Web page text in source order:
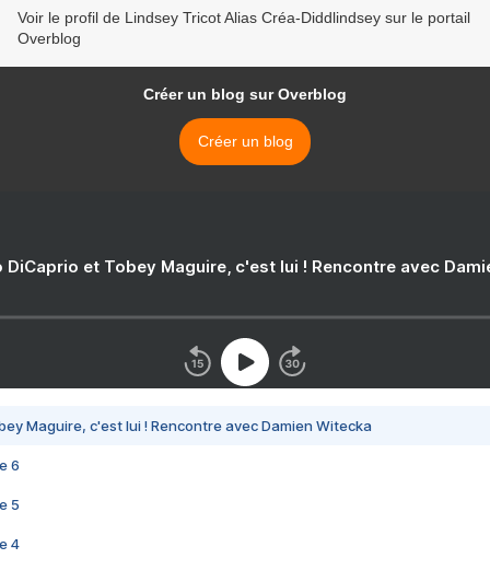
Voir le profil de Lindsey Tricot Alias Créa-Diddlindsey sur le portail
Overblog
Créer un blog sur Overblog
Créer un blog
DiCaprio et Tobey Maguire, c'est lui ! Rencontre avec
Maguire, c'est lui ! Rencontre avec Damien Witecka
6
5
4